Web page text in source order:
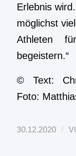
Erlebnis
möglichst
Athleten
begeistern.“
© Text:
Foto:
30.12.2020 /